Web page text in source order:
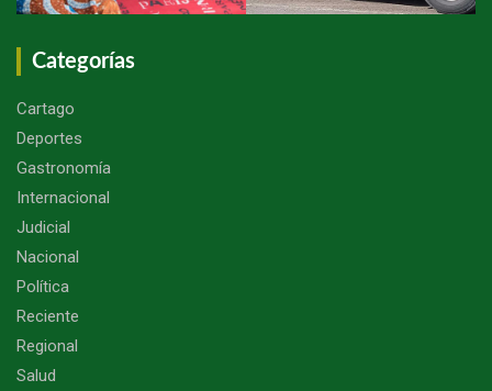
Categorías
Cartago
Deportes
Gastronomía
Internacional
Judicial
Nacional
Política
Reciente
Regional
Salud